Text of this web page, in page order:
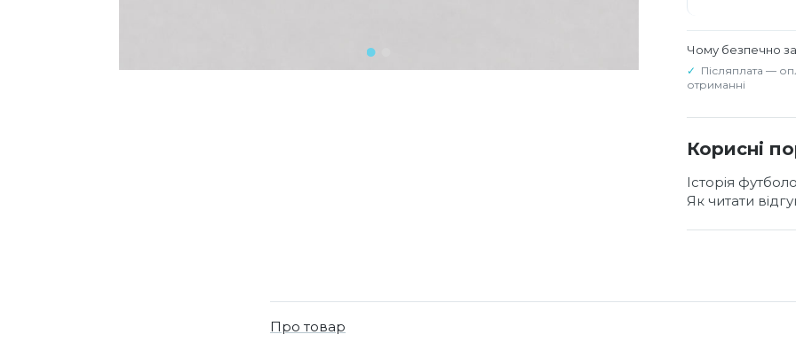
Чому безпечно
Післяплата —
отриманні
Корисні
Історія
Як читати
Про товар